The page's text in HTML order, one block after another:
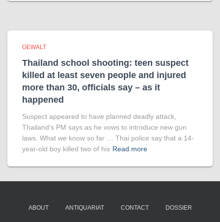
GEWALT
Thailand school shooting: teen suspect
killed at least seven people and injured
more than 30, officials say – as it
happened
Suspect appeared to have planned deadly attack,
Thailand’s PM says as he vows to introduce new gun
laws. What we know so far … Thai police say that a 14-
year-old boy killed two of his Read more
ABOUT ANTIQUARIAT CONTACT DOSSIER